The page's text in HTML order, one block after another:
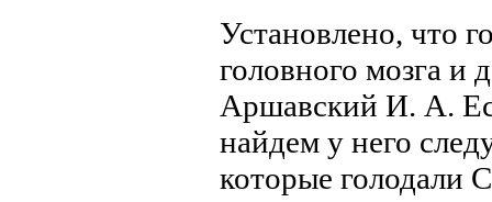
Установлено, что
головного мозга и
Аршавский И. А.
найдем у него
которые